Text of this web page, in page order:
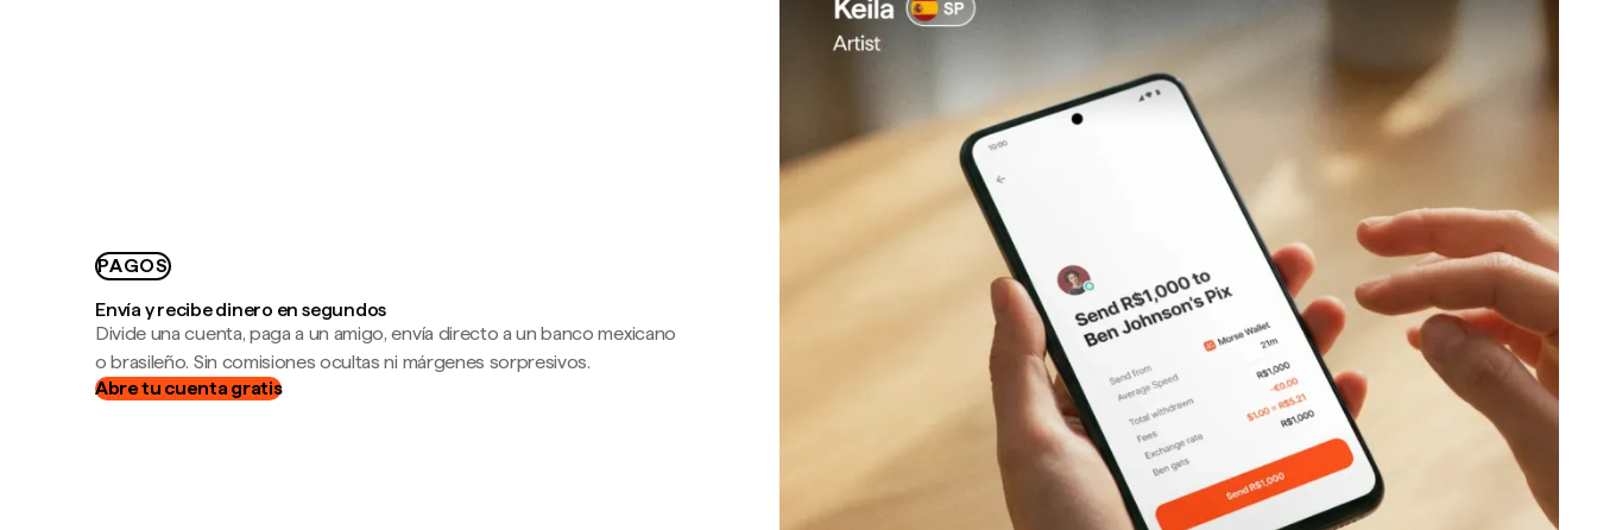
PAGOS
Envía y recibe dinero en segundos
Divide una cuenta, paga a un amigo, envía directo a un banco mexicano
o brasileño. Sin comisiones ocultas ni márgenes sorpresivos.
Abre tu cuenta gratis